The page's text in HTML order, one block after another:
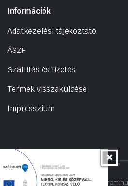
Információk
Adatkezelési tájékoztató
ÁSZF
Szállítás és fizetés
Termék visszaküldése
Impresszium
Copyright 2022 © hogyantalaljanakram.hu